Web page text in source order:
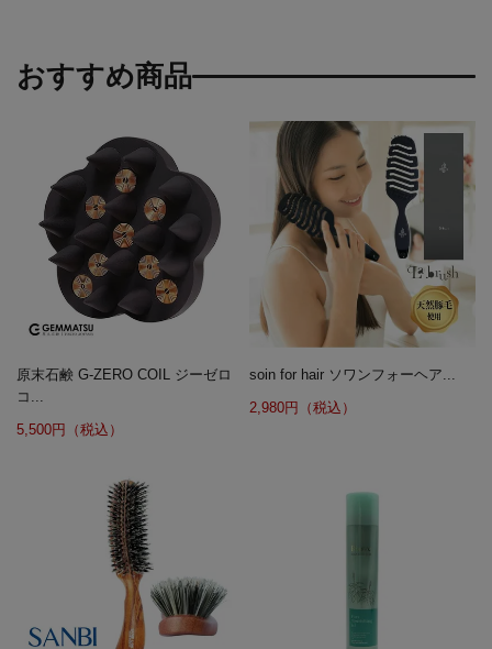
おすすめ商品
原末石鹸 G-ZERO COIL ジーゼロ
コ...
5,500円（税込）
soin for hair ソワンフォーヘア...
2,980円（税込）